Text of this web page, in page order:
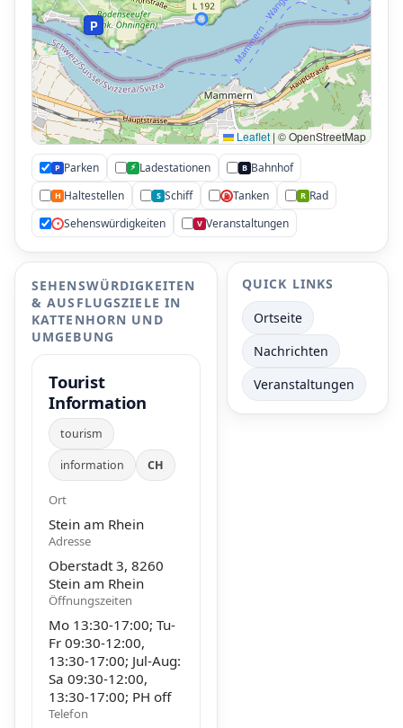
P
Leaflet | © OpenStreetMap
P Parken ⚡ Ladestationen B Bahnhof
H Haltestellen S Schiff ⛽ Tanken R Rad
• Sehenswürdigkeiten V Veranstaltungen
SEHENSWÜRDIGKEITEN
& AUSFLUGSZIELE IN
KATTENHORN UND
UMGEBUNG
Tourist
Information
tourism
information CH
Ort
Stein am Rhein
Adresse
Oberstadt 3, 8260
Stein am Rhein
Öffnungszeiten
Mo 13:30-17:00; Tu-
Fr 09:30-12:00,
13:30-17:00; Jul-Aug:
Sa 09:30-12:00,
13:30-17:00; PH off
Telefon
QUICK LINKS
Ortseite
Nachrichten
Veranstaltungen